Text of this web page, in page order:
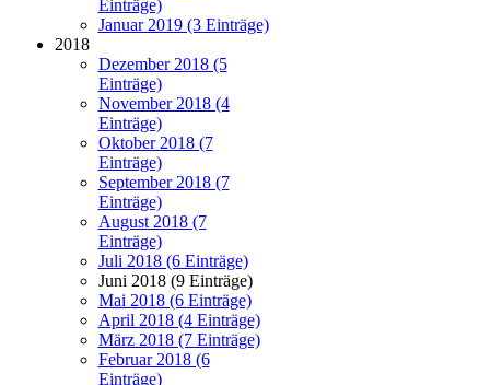
Einträge)
Januar 2019 (3 Einträge)
2018
Dezember 2018 (5
Einträge)
November 2018 (4
Einträge)
Oktober 2018 (7
Einträge)
September 2018 (7
Einträge)
August 2018 (7
Einträge)
Juli 2018 (6 Einträge)
Juni 2018 (9 Einträge)
Mai 2018 (6 Einträge)
April 2018 (4 Einträge)
März 2018 (7 Einträge)
Februar 2018 (6
Einträge)